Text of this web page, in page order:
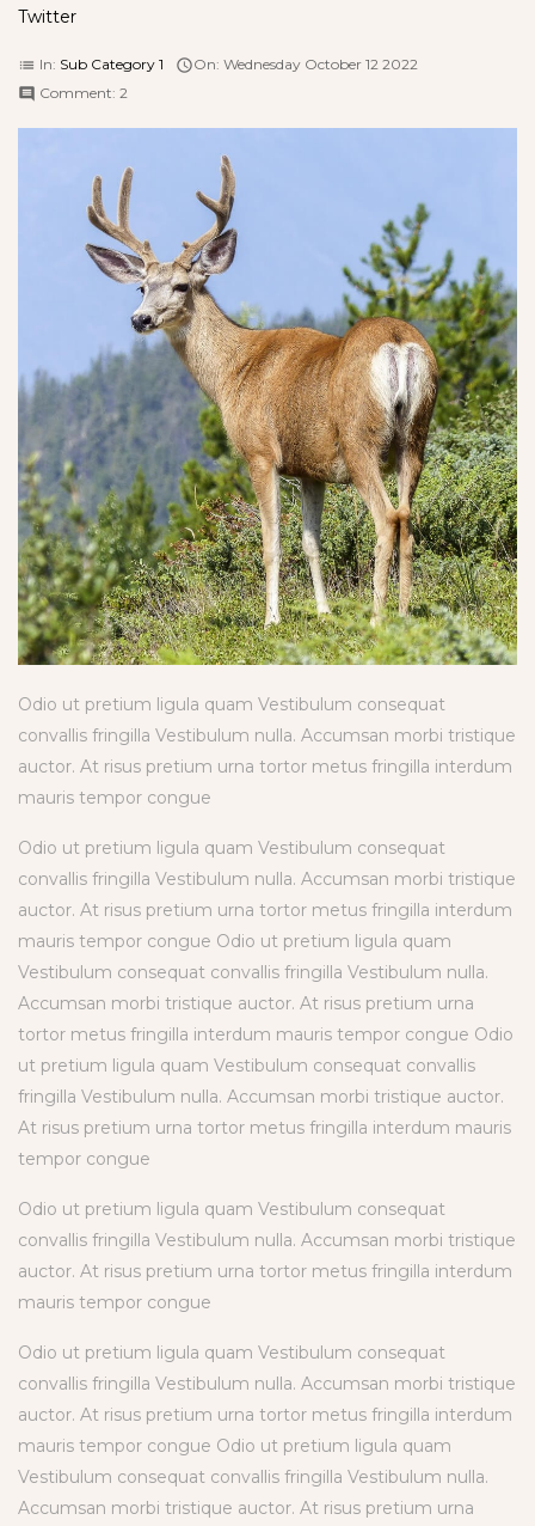
Twitter
list In: Sub Category 1 On: Wednesday October 12 2022
comment Comment: 2
Odio ut pretium ligula quam Vestibulum consequat
convallis fringilla Vestibulum nulla. Accumsan morbi tristique
auctor. At risus pretium urna tortor metus fringilla interdum
mauris tempor congue
Odio ut pretium ligula quam Vestibulum consequat
convallis fringilla Vestibulum nulla. Accumsan morbi tristique
auctor. At risus pretium urna tortor metus fringilla interdum
mauris tempor congue Odio ut pretium ligula quam
Vestibulum consequat convallis fringilla Vestibulum nulla.
Accumsan morbi tristique auctor. At risus pretium urna
tortor metus fringilla interdum mauris tempor congue Odio
ut pretium ligula quam Vestibulum consequat convallis
fringilla Vestibulum nulla. Accumsan morbi tristique auctor.
At risus pretium urna tortor metus fringilla interdum mauris
tempor congue
Odio ut pretium ligula quam Vestibulum consequat
convallis fringilla Vestibulum nulla. Accumsan morbi tristique
auctor. At risus pretium urna tortor metus fringilla interdum
mauris tempor congue
Odio ut pretium ligula quam Vestibulum consequat
convallis fringilla Vestibulum nulla. Accumsan morbi tristique
auctor. At risus pretium urna tortor metus fringilla interdum
mauris tempor congue Odio ut pretium ligula quam
Vestibulum consequat convallis fringilla Vestibulum nulla.
Accumsan morbi tristique auctor. At risus pretium urna